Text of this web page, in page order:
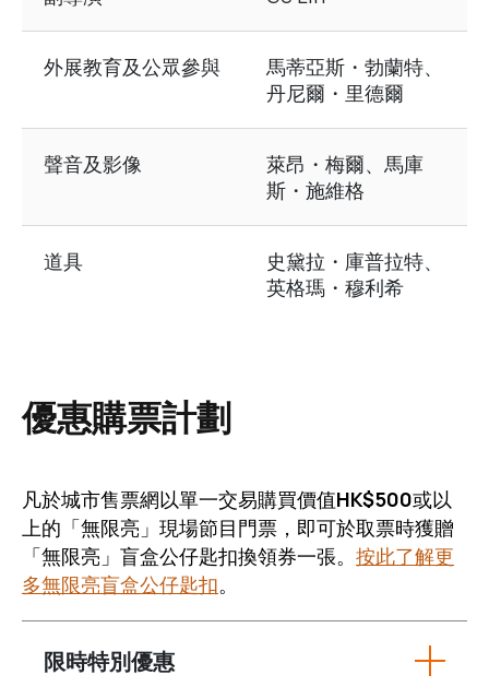
外展教育及公眾參與
馬蒂亞斯・勃蘭特、
丹尼爾・里德爾
聲音及影像
萊昂・梅爾、馬庫
斯・施維格
道具
史黛拉・庫普拉特、
英格瑪・穆利希
優惠購票計劃
凡於城市售票網以單一交易購買價值HK$500或以
上的「無限亮」現場節目門票，即可於取票時獲贈
「無限亮」盲盒公仔匙扣換領券一張。 按此了解更
多無限亮盲盒公仔匙扣。
限時特別優惠